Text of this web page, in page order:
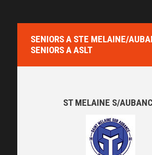
SENIORS A STE MELAINE/
SENIORS A ASLT
ST MELAINE S/